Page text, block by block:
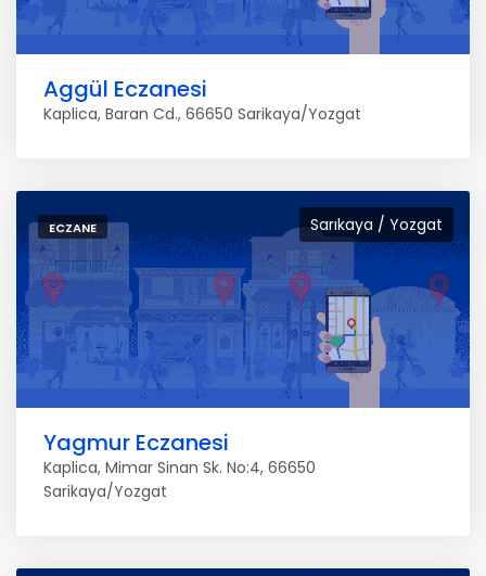
Aggül Eczanesi
Kaplica, Baran Cd., 66650 Sarikaya/Yozgat
Sarıkaya / Yozgat
ECZANE
Yagmur Eczanesi
Kaplica, Mimar Sinan Sk. No:4, 66650
Sarikaya/Yozgat